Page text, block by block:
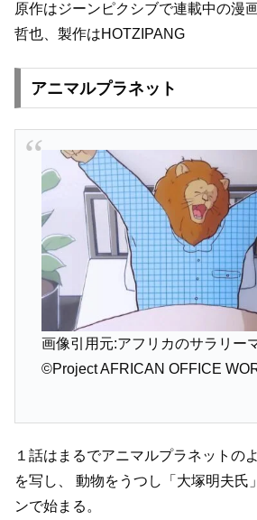
原作はジーンピクシブで連載中の漫画
哲也、製作はHOTZIPANG
アニマルプラネット
画像引用元:アフリカのサラリー
©Project AFRICAN OFFICE
１話はまるでアニマルプラネットの
を写し、
動物をうつし「大塚明夫氏
ンで始まる。